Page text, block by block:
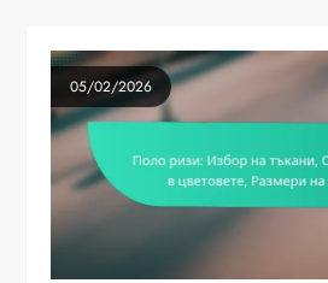
05/02/2026